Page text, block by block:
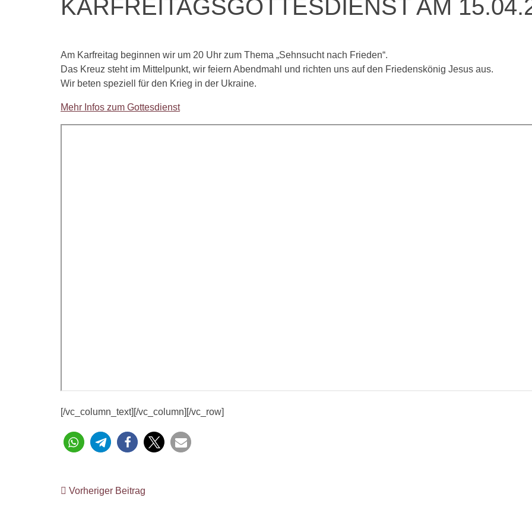
KARFREITAGSGOTTESDIENST AM
Am Karfreitag beginnen wir um 20 Uhr zum Thema „Sehnsucht nach Frieden“.
Das Kreuz steht im Mittelpunkt, wir feiern Abendmahl und richten uns auf den Friedenskönig Jesus aus.
Wir beten speziell für den Krieg in der Ukraine.
Mehr Infos zum Gottesdienst
[/vc_column_text][/vc_column][/vc_row]
Vorheriger Beitrag